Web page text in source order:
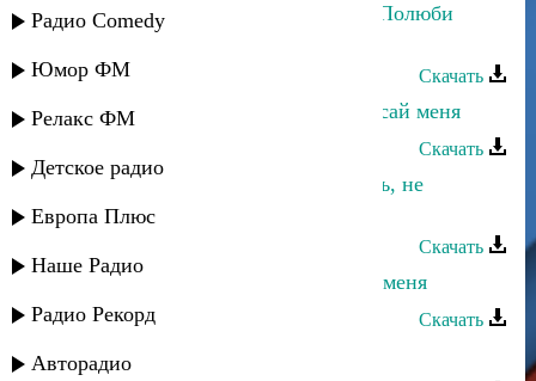
Радио Comedy
Юмор ФМ
Релакс ФМ
Детское радио
Европа Плюс
Наше Радио
Радио Рекорд
Авторадио
Марианна и Апанди Магомедов - Полюби
меня
Скачать
Джамиля Джамалодинова - Не бросай меня
Скачать
Заур Темиров - Ты меня не любишь, не
жалеешь
Скачать
Хадижат Джамалудинова - Забери меня
Скачать
Айшат Насрулаева - Береги меня